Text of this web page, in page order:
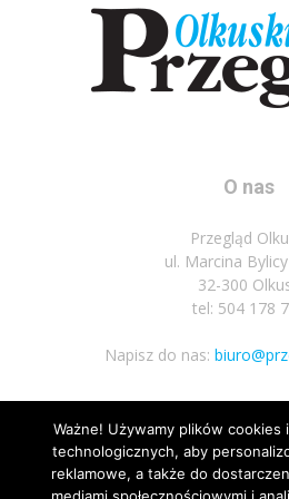
O nas
Przegląd
ul. Marcina
32-300
tel: 504 178
Napisz do nas:
Podążaj za
Ważne! Używamy plików cookies
technologicznych, aby
reklamowe, a także do